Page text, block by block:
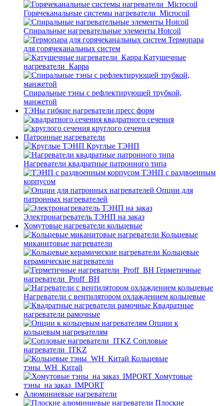
Горячеканальные системы нагреватели_Microcoil
Спиральные нагревательные элементы Hotcoil
Термопара
для горячеканальных систем
Катушечные
нагреватели_Карра
Спиральные тэны с рефлектирующей трубкой,
манжетой
ТЭНы гибкие нагреватели пресс форм
квадратного сечения
круглого сечения
Патронные нагреватели
Круглые ТЭНП
Нагреватели квадратные патронного типа
ТЭНП с раздвоенным
корпусом
Опции для
патронных нагревателей
Электронагреватель ТЭНП на заказ
Хомутовые нагреватели кольцевые
Кольцевые
миканитовые нагреватели
Кольцевые
керамические нагреватели
Герметичные
нагреватели_Proff_BH
Нагреватели с вентилятором охлаждением кольцевые
Квадратные
нагреватели рамочные
Опции к
кольцевым нагревателям
Cопловые
нагреватели_ITKZ
Кольцевые
тэны_WH_Китай
Хомутовые
тэны_на заказ_IMPORT
Алюминиевые нагреватели
Плоские